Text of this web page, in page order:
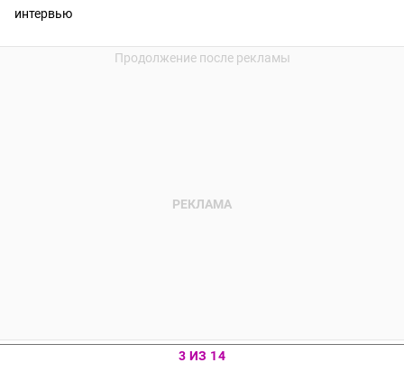
интервью
3 ИЗ 14